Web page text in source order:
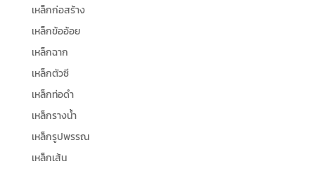
เหล็กก่อสร้าง
เหล็กข้ออ้อย
เหล็กฉาก
เหล็กตัวซี
เหล็กท่อดำ
เหล็กรางน้ำ
เหล็กรูปพรรณ
เหล็กเส้น